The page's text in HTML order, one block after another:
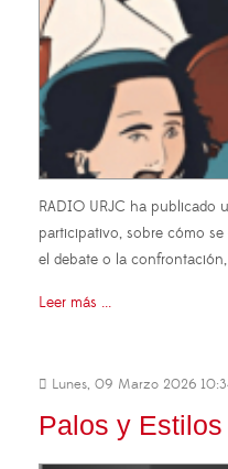
RADIO URJC ha publicado
participativo, sobre cómo
el debate o la
Leer más ...
Lunes, 09 Marzo 2026
Palos y